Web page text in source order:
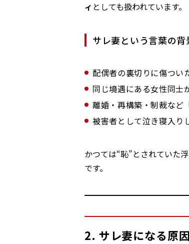
ィ としても扱われています。
サレ妻という言葉の
配偶者の裏切りに傷つい
同じ境遇にある女性同士
離婚・再構築・制裁など
被害者として泣き寝入り
かつては“恥”とされていた
です。
2. サレ妻になる原